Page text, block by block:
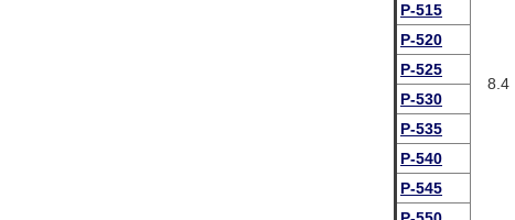
8.4
P-515
P-520
P-525
P-530
P-535
P-540
P-545